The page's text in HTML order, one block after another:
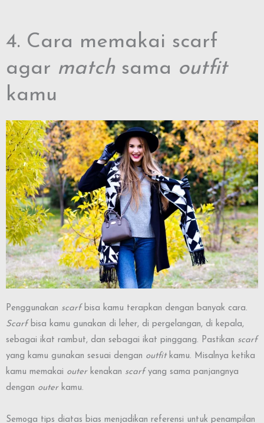
4. Cara memakai scarf
agar matchsama outfit
kamu
Penggunakan scarf bisa kamu terapkan dengan banyak cara.
Scarfbisa kamu gunakan di leher, di pergelangan, di kepala,
sebagai ikat rambut, dan sebagai ikat pinggang. Pastikan scarf
yang kamu gunakan sesuai dengan outfitkamu. Misalnya ketika
kamu memakai outerkenakan scarfyang sama panjangnya
dengan outerkamu.
Semoga tips diatas bias menjadikan referensi untuk penampilan